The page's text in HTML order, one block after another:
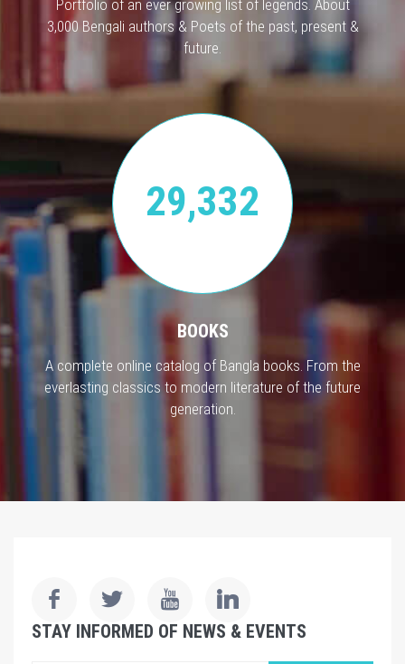
Portfolio of an ever growing list of legends. About
3,000 Bengali authors & Poets of the past, present &
future.
29,332
BOOKS
A complete online catalog of Bangla books. From the
everlasting classics to modern literature of the future
generation.
STAY INFORMED OF NEWS & EVENTS